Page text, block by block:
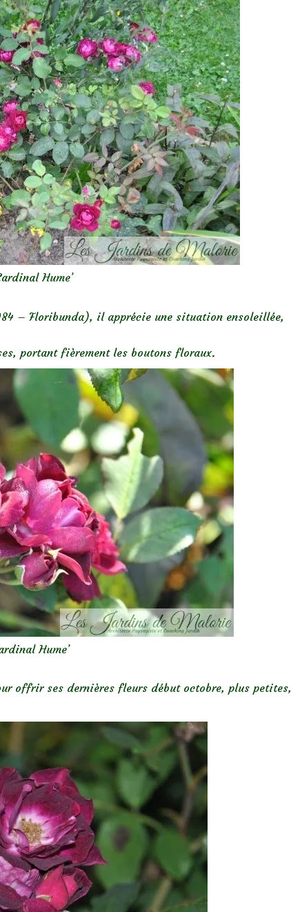
Hume’
– Floribunda), il apprécie une situation ensoleillée,
portant fièrement les boutons floraux.
Hume’
offrir ses dernières fleurs début octobre, plus petites,